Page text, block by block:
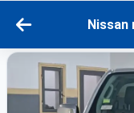
Nissan